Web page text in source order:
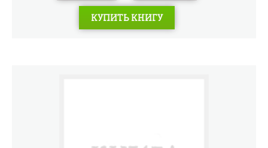
Цаишвили. Иллюстрации С. Кобуладзе.
КУПИТЬ КНИГУ